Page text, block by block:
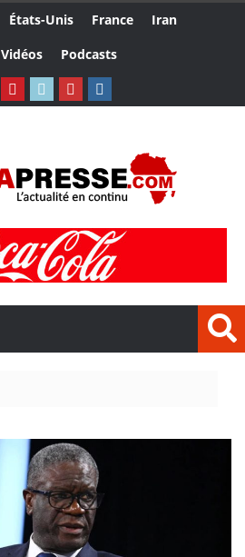
États-Unis France
Iran
Vidéos Podcasts